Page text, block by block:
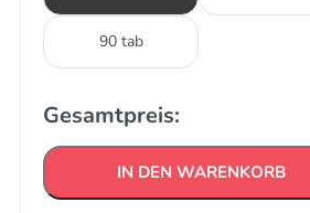
90 tab
Gesamtpreis:
IN DEN WARENKORB